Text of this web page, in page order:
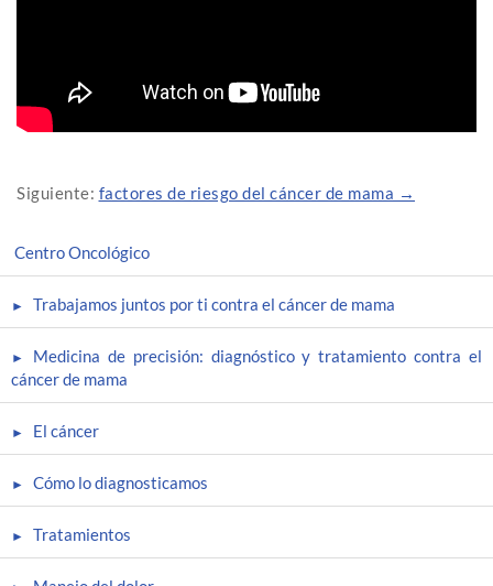
Siguiente: factores de riesgo del cáncer de mama →
Centro Oncológico
Trabajamos juntos por ti contra el cáncer de mama
Medicina de precisión: diagnóstico y tratamiento contra el
cáncer de mama
El cáncer
Cómo lo diagnosticamos
Tratamientos